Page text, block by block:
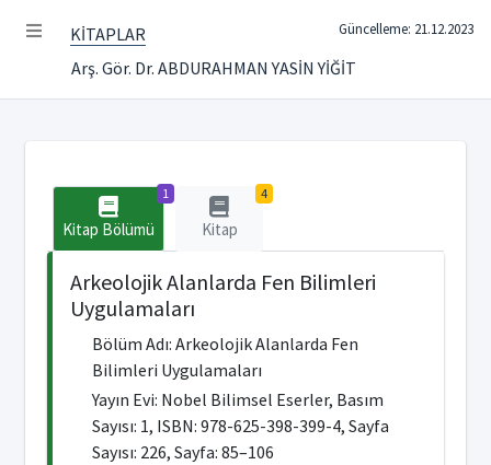
KİTAPLAR
Arş. Gör. Dr. ABDURAHMAN YASİN YİĞİT
Güncelleme: 21.12.2023
1
Kitap Bölümü
4
Kitap
Arkeolojik Alanlarda Fen Bilimleri
Uygulamaları
Bölüm Adı: Arkeolojik Alanlarda Fen
Bilimleri Uygulamaları
Yayın Evi: Nobel Bilimsel Eserler, Basım
Sayısı: 1, ISBN: 978-625-398-399-4, Sayfa
Sayısı: 226, Sayfa: 85–106